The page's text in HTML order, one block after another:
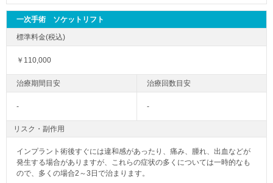
一次手術 ソケットリフト
￥110,000
- -
リスク・副作用
インプラント術後すぐには違和感があったり、痛み、腫れ、出血などが
発生する場合がありますが、これらの症状の多くについては一時的なも
ので、多くの場合2～3日で治まります。